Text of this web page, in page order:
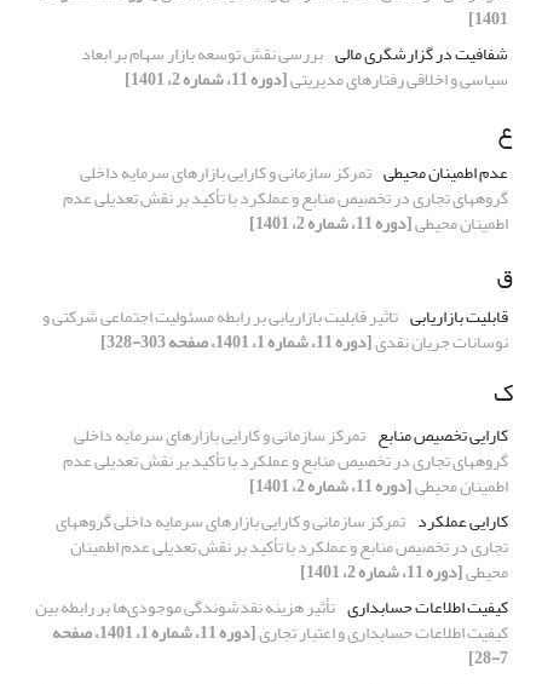
1401]
شفافیت در گزارشگری مالی بررسی نقش توسعه بازار سهام بر ابعاد
سیاسی و اخلاقی رفتارهای مدیریتی[دوره 11، شماره 2، 1401]
ع
عدم اطمینان محیطی تمرکز سازمانی و کارایی بازارهای سرمایه داخلی
گروه‎های تجاری در تخصیص منابع و عملکرد با تأکید بر نقش تعدیلی عدم
اطمینان محیطی[دوره 11، شماره 2، 1401]
ق
قابلیت بازاریابی تاثیر قابلیت بازاریابی بر رابطه مسئولیت اجتماعی شرکتی و
نوسانات جریان نقدی[دوره 11، شماره 1، 1401، صفحه 303-328]
ک
کارایی تخصیص منابع تمرکز سازمانی و کارایی بازارهای سرمایه داخلی
گروه‎های تجاری در تخصیص منابع و عملکرد با تأکید بر نقش تعدیلی عدم
اطمینان محیطی[دوره 11، شماره 2، 1401]
کارایی عملکرد
تمرکز سازمانی و کارایی بازارهای سرمایه داخلی گروه‎های
تجاری در تخصیص منابع و عملکرد با تأکید بر نقش تعدیلی عدم اطمینان
محیطی[دوره 11، شماره 2، 1401]
کیفیت اطلاعات حسابداری تأثیر هزینه نقدشوندگی موجودی‌ها بر رابطه بین
کیفیت اطلاعات حسابداری و اعتبار تجاری [دوره 11، شماره 1، 1401، صفحه
7-28]